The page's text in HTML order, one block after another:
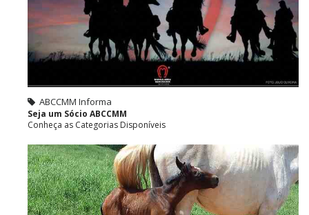
ABCCMM Informa
Seja um Sócio ABCCMM
Conheça as Categorias Disponíveis